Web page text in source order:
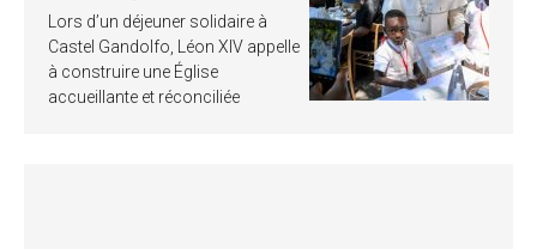
Lors d’un déjeuner solidaire à
Castel Gandolfo, Léon XIV appelle
à construire une Église
accueillante et réconciliée